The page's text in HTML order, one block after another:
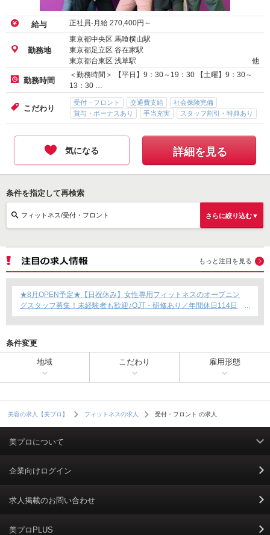
給与 正社員-月給 270,400円～
勤務地
東京都中央区 馬喰横山駅
東京都足立区 谷在家駅
東京都台東区 浅草駅
他
勤務時間
＜勤務時間＞ 【平日】9：30～19：30 【土曜】9：30～
13：30 …
こだわり
受付・フロント 交通費支給
社会保険完備
賞与・ボーナスあり
手当充実 スタッフ割引・特典あり
気になる 詳細を見る
条件を指定して再検索
フィットネス/受付・フロント さらに絞り込む▼
もっと注目を見る
★8月OPEN予定★【日祝休み】女性専用フィットネスのオープニン
グスタッフ募集！未経験者も歓迎♪OJT・研修あり／年間休日114日
／賞与年2回支給／育児短時間勤務制度あり◎
条件変更
地域 こだわり 雇用形態
美容の求人【美プロ】 フィットネスの求人 受付・フロント の求人
美プロについて
利用規約
掲載規約
個人情報保護ポリシー
企業向けログイン
求人掲載のお問い合わせ
美プロPLUS